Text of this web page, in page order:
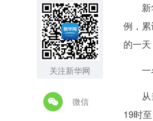
关注新华网
微信
新华
例，
的一
一名
从当
19时